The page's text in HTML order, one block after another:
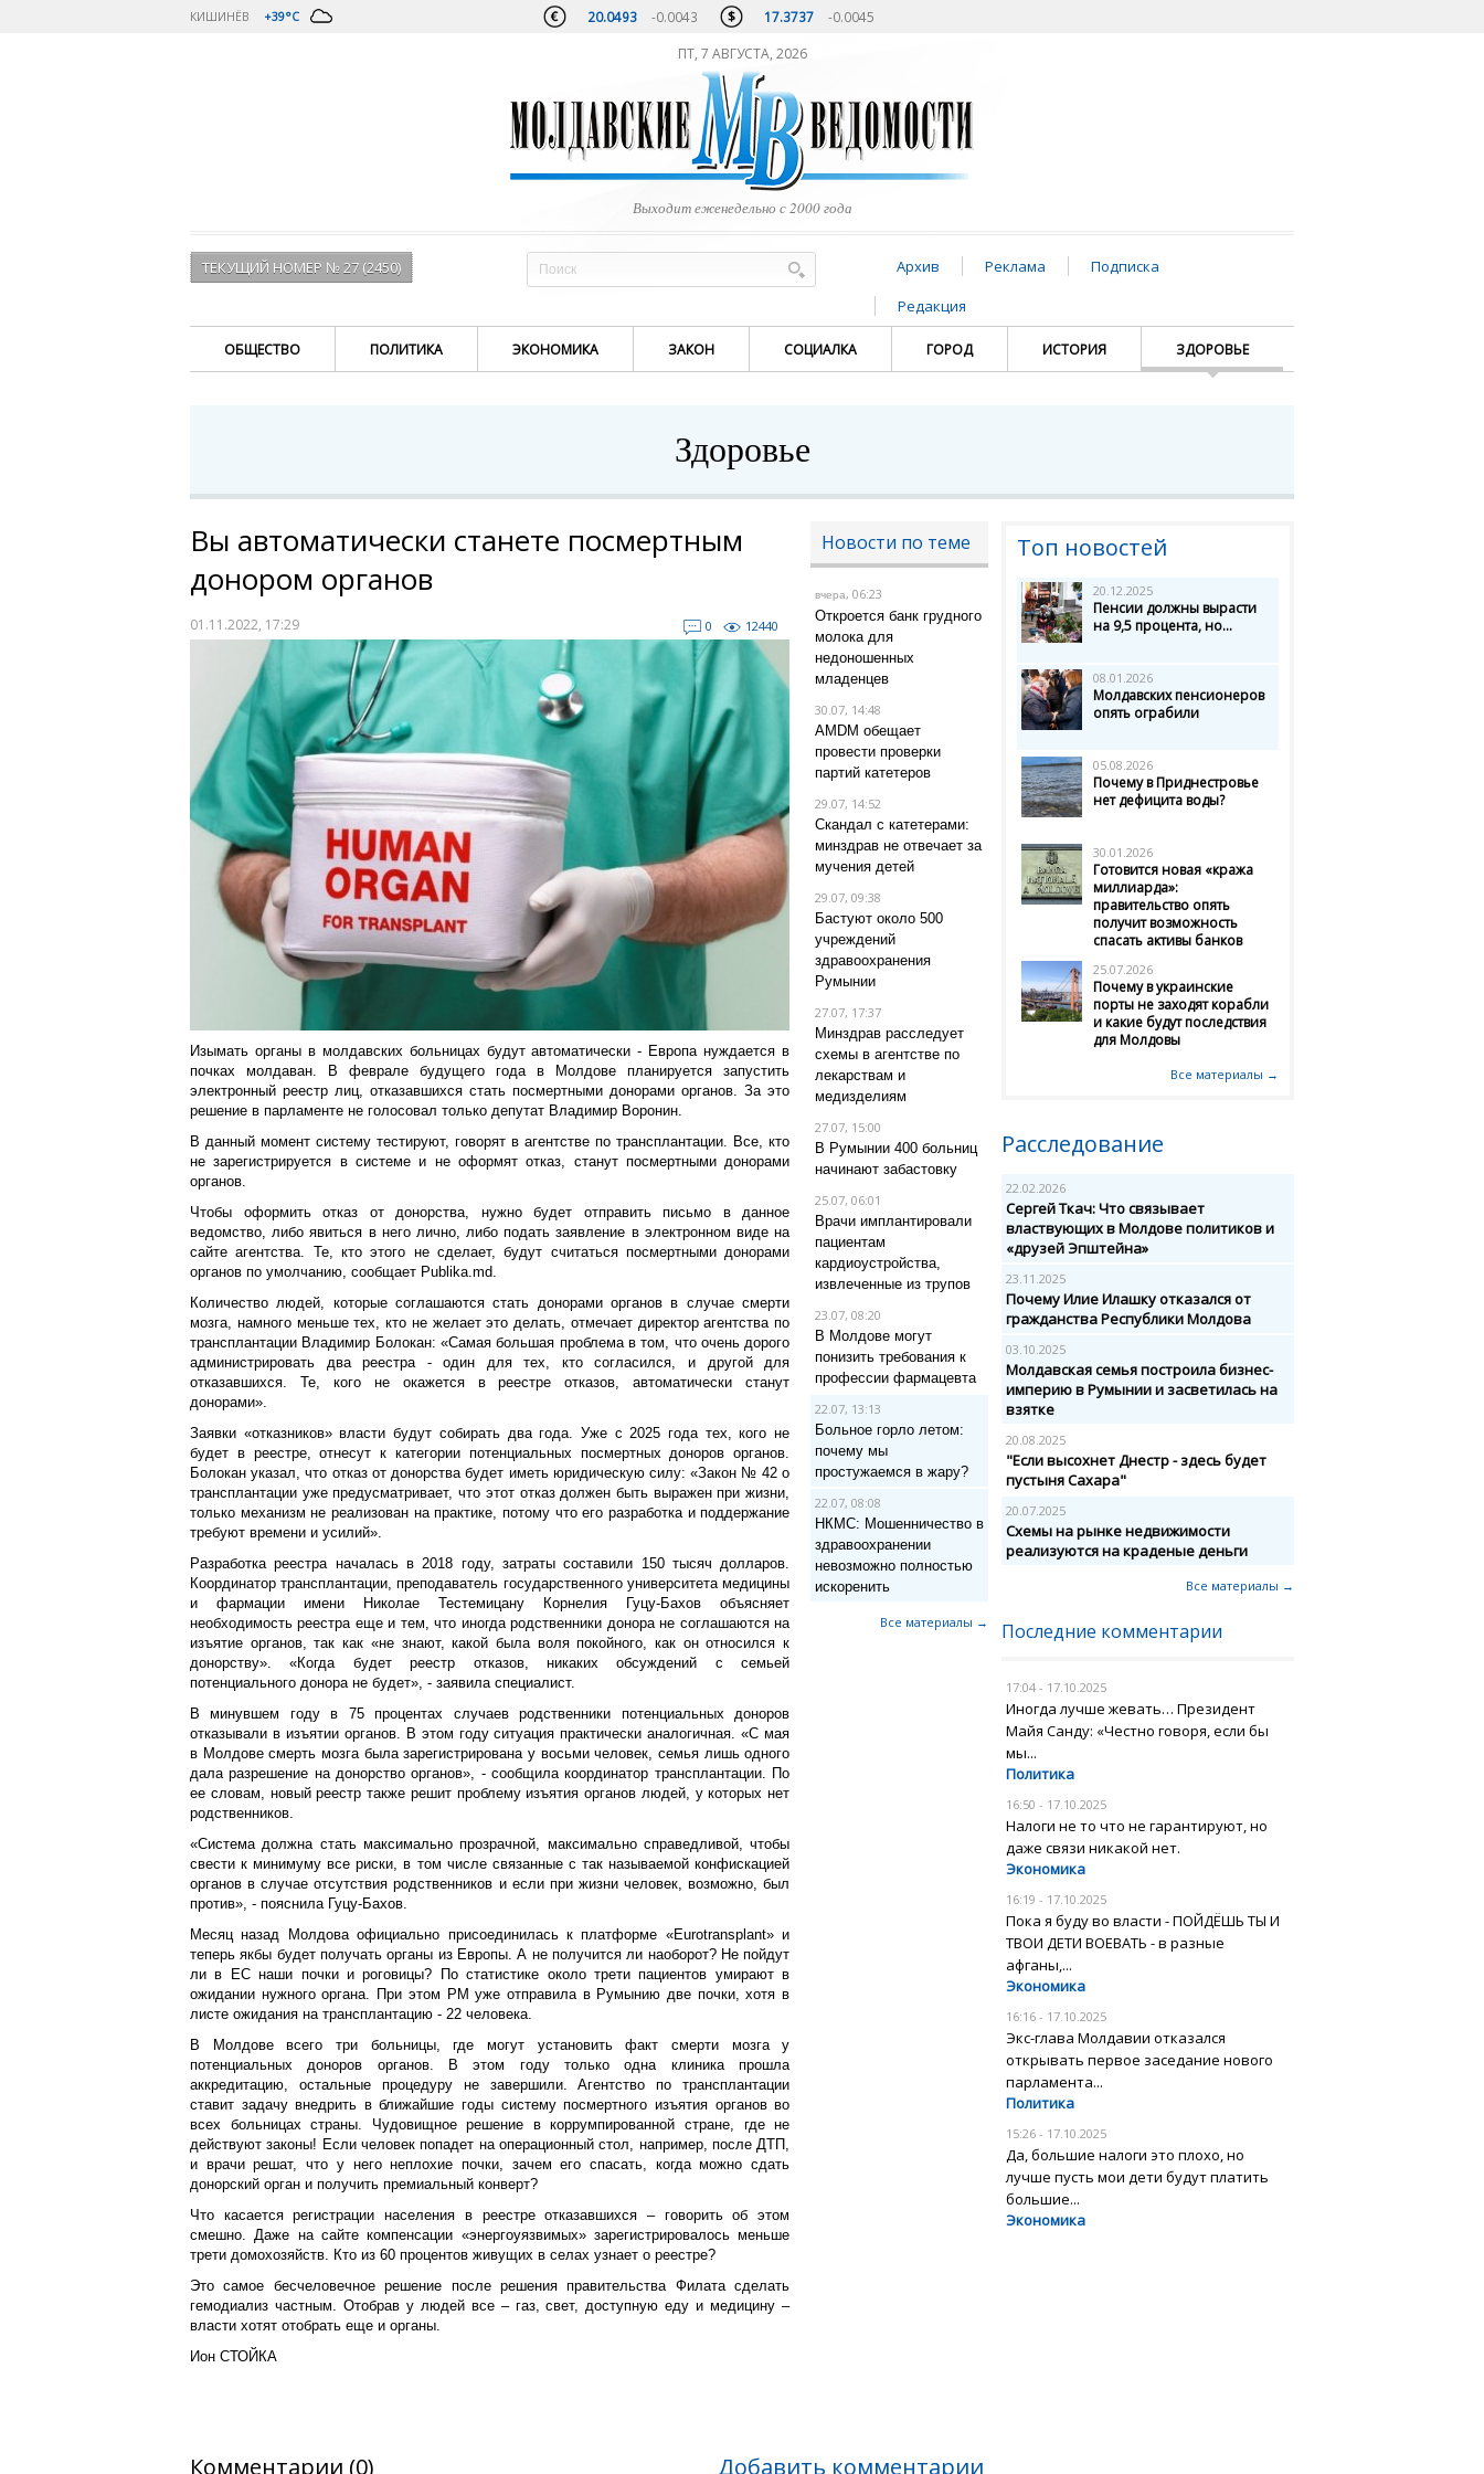
КИШИНЁВ +39°C 20.0493 -0.0043 17.3737 -0.0045
ПТ, 7 АВГУСТА, 2026
Выходит еженедельно с 2000 года
ТЕКУЩИЙ НОМЕР № 27 (2450) Архив Реклама
Подписка
Редакция
ОБЩЕСТВО ПОЛИТИКА ЭКОНОМИКА ЗАКОН СОЦИАЛКА ГОРОД ИСТОРИЯ ЗДОРОВЬЕ
Здоровье
Вы автоматически станете посмертным
донором органов
01.11.2022, 17:29 0 12440
Изымать органы в молдавских больницах будут автоматически - Европа нуждается в
почках молдаван. В феврале будущего года в Молдове планируется запустить
электронный реестр лиц, отказавшихся стать посмертными донорами органов. За это
решение в парламенте не голосовал только депутат Владимир Воронин.
В данный момент систему тестируют, говорят в агентстве по трансплантации. Все, кто
не зарегистрируется в системе и не оформят отказ, станут посмертными донорами
органов.
Чтобы оформить отказ от донорства, нужно будет отправить письмо в данное
ведомство, либо явиться в него лично, либо подать заявление в электронном виде на
сайте агентства. Те, кто этого не сделает, будут считаться посмертными донорами
органов по умолчанию, сообщает Рublika.md.
Количество людей, которые соглашаются стать донорами органов в случае смерти
мозга, намного меньше тех, кто не желает это делать, отмечает директор агентства по
трансплантации Владимир Болокан: «Самая большая проблема в том, что очень дорого
администрировать два реестра - один для тех, кто согласился, и другой для
отказавшихся. Те, кого не окажется в реестре отказов, автоматически станут
донорами».
Заявки «отказников» власти будут собирать два года. Уже с 2025 года тех, кого не
будет в реестре, отнесут к категории потенциальных посмертных доноров органов.
Болокан указал, что отказ от донорства будет иметь юридическую силу: «Закон № 42 о
трансплантации уже предусматривает, что этот отказ должен быть выражен при жизни,
только механизм не реализован на практике, потому что его разработка и поддержание
требуют времени и усилий».
Разработка реестра началась в 2018 году, затраты составили 150 тысяч долларов.
Координатор трансплантации, преподаватель государственного университета медицины
и фармации имени Николае Тестемицану Корнелия Гуцу-Бахов объясняет
необходимость реестра еще и тем, что иногда родственники донора не соглашаются на
изъятие органов, так как «не знают, какой была воля покойного, как он относился к
донорству». «Когда будет реестр отказов, никаких обсуждений с семьей
потенциального донора не будет», - заявила специалист.
В минувшем году в 75 процентах случаев родственники потенциальных доноров
отказывали в изъятии органов. В этом году ситуация практически аналогичная. «С мая
в Молдове смерть мозга была зарегистрирована у восьми человек, семья лишь одного
дала разрешение на донорство органов», - сообщила координатор трансплантации. По
ее словам, новый реестр также решит проблему изъятия органов людей, у которых нет
родственников.
«Система должна стать максимально прозрачной, максимально справедливой, чтобы
свести к минимуму все риски, в том числе связанные с так называемой конфискацией
органов в случае отсутствия родственников и если при жизни человек, возможно, был
против», - пояснила Гуцу-Бахов.
Месяц назад Молдова официально присоединилась к платформе «Eurotransplant» и
теперь якбы будет получать органы из Европы. А не получится ли наоборот? Не пойдут
ли в ЕС наши почки и роговицы? По статистике около трети пациентов умирают в
ожидании нужного органа. При этом РМ уже отправила в Румынию две почки, хотя в
листе ожидания на трансплантацию - 22 человека.
В Молдове всего три больницы, где могут установить факт смерти мозга у
потенциальных доноров органов. В этом году только одна клиника прошла
аккредитацию, остальные процедуру не завершили. Агентство по трансплантации
ставит задачу внедрить в ближайшие годы систему посмертного изъятия органов во
всех больницах страны. Чудовищное решение в коррумпированной стране, где не
действуют законы! Если человек попадет на операционный стол, например, после ДТП,
и врачи решат, что у него неплохие почки, зачем его спасать, когда можно сдать
донорский орган и получить премиальный конверт?
Что касается регистрации населения в реестре отказавшихся – говорить об этом
смешно. Даже на сайте компенсации «энергоуязвимых» зарегистрировалось меньше
трети домохозяйств. Кто из 60 процентов живущих в селах узнает о реестре?
Это самое бесчеловечное решение после решения правительства Филата сделать
гемодиализ частным. Отобрав у людей все – газ, свет, доступную еду и медицину –
власти хотят отобрать еще и органы.
Ион СТОЙКА
Новости по теме
вчера, 06:23
Откроется банк грудного
молока для
недоношенных
младенцев
30.07, 14:48
AMDM обещает
провести проверки
партий катетеров
29.07, 14:52
Скандал с катетерами:
минздрав не отвечает за
мучения детей
29.07, 09:38
Бастуют около 500
учреждений
здравоохранения
Румынии
27.07, 17:37
Минздрав расследует
схемы в агентстве по
лекарствам и
медизделиям
27.07, 15:00
В Румынии 400 больниц
начинают забастовку
25.07, 06:01
Врачи имплантировали
пациентам
кардиоустройства,
извлеченные из трупов
23.07, 08:20
В Молдове могут
понизить требования к
профессии фармацевта
22.07, 13:13
Больное горло летом:
почему мы
простужаемся в жару?
22.07, 08:08
НКМС: Мошенничество в
здравоохранении
невозможно полностью
искоренить
Все материалы →
Комментарии (0) Добавить комментарии
Топ новостей
20.12.2025
Пенсии должны вырасти
на 9,5 процента, но...
08.01.2026
Молдавских пенсионеров
опять ограбили
05.08.2026
Почему в Приднестровье
нет дефицита воды?
30.01.2026
Готовится новая «кража
миллиарда»:
правительство опять
получит возможность
спасать активы банков
25.07.2026
Почему в украинские
порты не заходят корабли
и какие будут последствия
для Молдовы
Все материалы →
Расследование
22.02.2026
Сергей Ткач: Что связывает
властвующих в Молдове политиков и
«друзей Эпштейна»
23.11.2025
Почему Илие Илашку отказался от
гражданства Республики Молдова
03.10.2025
Молдавская семья построила бизнес-
империю в Румынии и засветилась на
взятке
20.08.2025
"Если высохнет Днестр - здесь будет
пустыня Сахара"
20.07.2025
Схемы на рынке недвижимости
реализуются на краденые деньги
Все материалы →
Последние комментарии
17:04 - 17.10.2025
Иногда лучше жевать… Президент
Майя Санду: «Честно говоря, если бы
мы...
Политика
16:50 - 17.10.2025
Налоги не то что не гарантируют, но
даже связи никакой нет.
Экономика
16:19 - 17.10.2025
Пока я буду во власти - ПОЙДЁШЬ ТЫ И
ТВОИ ДЕТИ ВОЕВАТЬ - в разные
афганы,...
Экономика
16:16 - 17.10.2025
Экс-глава Молдавии отказался
открывать первое заседание нового
парламента...
Политика
15:26 - 17.10.2025
Да, большие налоги это плохо, но
лучше пусть мои дети будут платить
большие...
Экономика